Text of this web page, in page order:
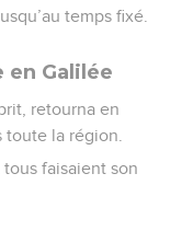
temps fixé.
Galilée
retourna en
toute la région.
faisaient son